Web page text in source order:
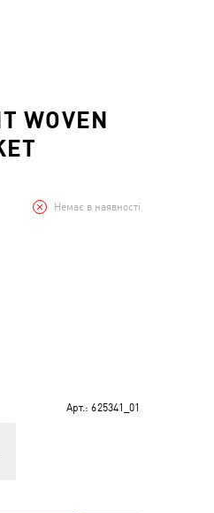
WOVEN
Немає в наявності
Арт.: 625341_01